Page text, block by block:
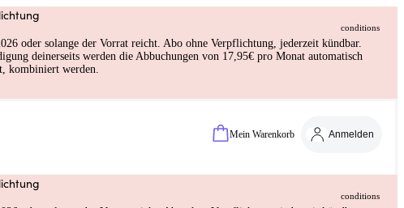
conditions
oder solange der Vorrat reicht. Abo ohne Verpflichtung, jederzeit kündbar.
deinerseits werden die Abbuchungen von 17,95€ pro Monat automatisch
kombiniert werden.
Mein Warenkorb Anmelden
conditions